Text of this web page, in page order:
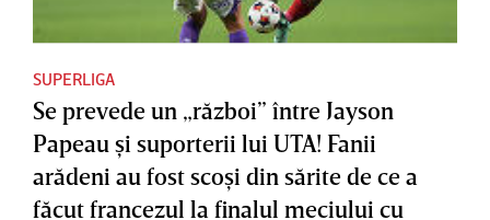
SUPERLIGA
Se prevede un „război” între Jayson
Papeau şi suporterii lui UTA! Fanii
arădeni au fost scoşi din sărite de ce a
făcut francezul la finalul meciului cu